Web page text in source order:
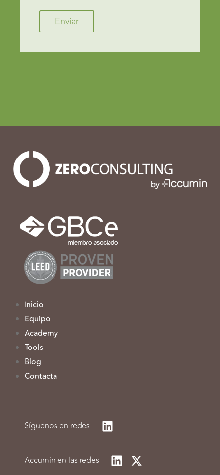
Inicio
Equipo
Academy
Tools
Blog
Contacta
Síguenos en redes
Accumin en las redes